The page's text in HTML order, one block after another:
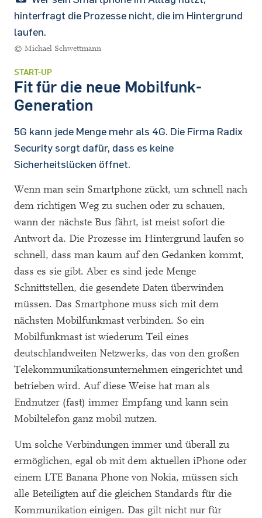
hinterfragt die Prozesse nicht, die im Hintergrund
laufen.
© Michael Schwettmann
START-UP
Fit für die neue Mobilfunk-
Generation
5G kann jede Menge mehr als 4G. Die Firma Radix
Security sorgt dafür, dass es keine
Sicherheitslücken öffnet.
Wenn man sein Smartphone zückt, um schnell nach
dem richtigen Weg zu suchen oder zu schauen,
wann der nächste Bus fährt, ist meist sofort die
Antwort da. Die Prozesse im Hintergrund laufen so
schnell, dass man kaum auf den Gedanken kommt,
dass es sie gibt. Aber es sind jede Menge
Schnittstellen, die gesendete Daten überwinden
müssen. Das Smartphone muss sich mit dem
nächsten Mobilfunkmast verbinden. So ein
Mobilfunkmast ist wiederum Teil eines
deutschlandweiten Netzwerks, das von den großen
Telekommunikationsunternehmen eingerichtet und
betrieben wird. Auf diese Weise hat man als
Endnutzer (fast) immer Empfang und kann sein
Mobiltelefon ganz mobil nutzen.
Um solche Verbindungen immer und überall zu
ermöglichen, egal ob mit dem aktuellen iPhone oder
einem LTE Banana Phone von Nokia, müssen sich
alle Beteiligten auf die gleichen Standards für die
Kommunikation einigen. Das gilt nicht nur für